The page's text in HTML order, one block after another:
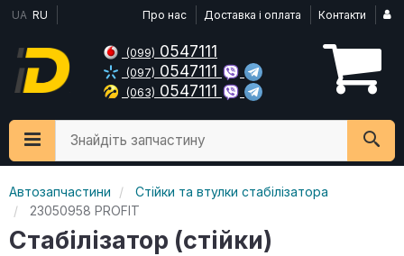
UA RU Про нас Доставка і оплата Контакти
(099) 0547111
(097) 0547111
(063) 0547111
Знайдіть запчастину
Автозапчастини
Стійки та втулки стабілізатора
23050958 PROFIT
Стабілізатор (стійки)